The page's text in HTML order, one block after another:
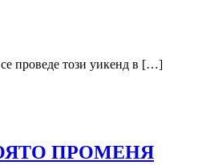
се проведе този уикенд в […]
ПРОМЕНЯ